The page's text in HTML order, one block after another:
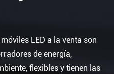
LED a la venta son
de energía,
flexibles y tienen las